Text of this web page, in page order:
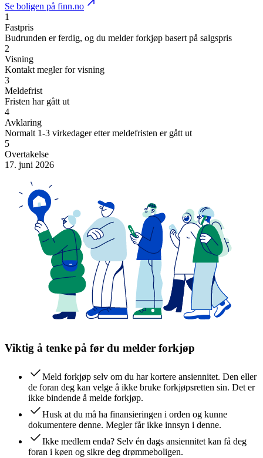
Se boligen på finn.no
1
Fastpris
Budrunden er ferdig, og du melder forkjøp basert på salgspris
2
Visning
Kontakt megler for visning
3
Meldefrist
Fristen har gått ut
4
Avklaring
Normalt 1-3 virkedager etter meldefristen er gått ut
5
Overtakelse
17. juni 2026
Viktig å tenke på før du melder forkjøp
Meld forkjøp selv om du har kortere ansiennitet. Den eller
de foran deg kan velge å ikke bruke forkjøpsretten sin. Det er
ikke bindende å melde forkjøp.
Husk at du må ha finansieringen i orden og kunne
dokumentere denne. Megler får ikke innsyn i denne.
Ikke medlem enda? Selv én dags ansiennitet kan få deg
foran i køen og sikre deg drømmeboligen.